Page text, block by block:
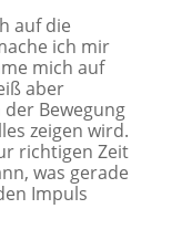
auf die
ich mir
mich auf
aber
Bewegung
zeigen wird.
richtigen Zeit
was gerade
Impuls